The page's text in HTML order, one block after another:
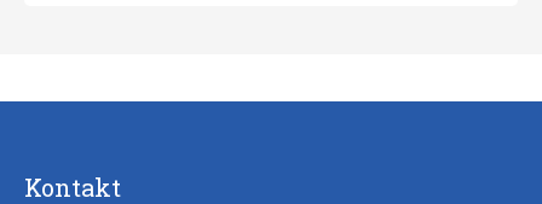
Kontakt